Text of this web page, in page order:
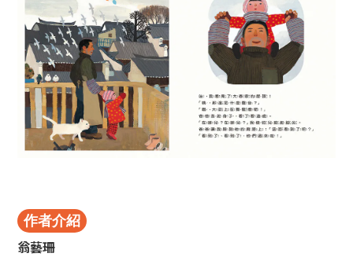
作者介紹
翁藝珊